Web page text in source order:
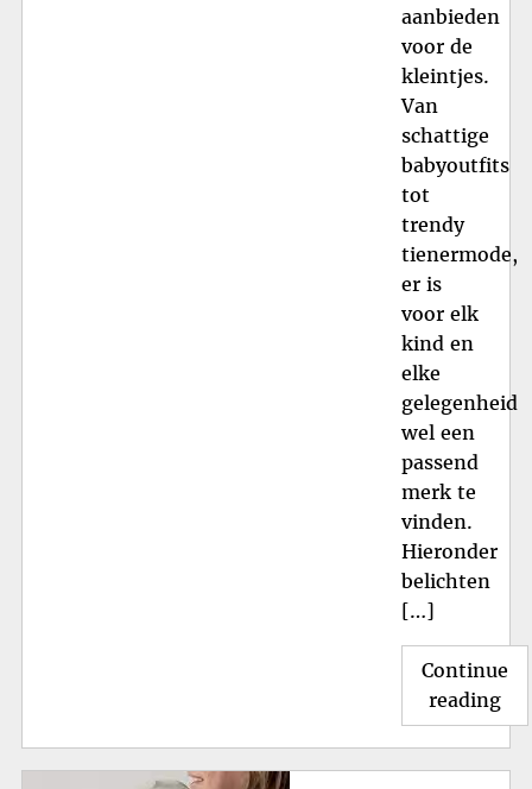
aanbieden
voor de
kleintjes.
Van
schattige
babyoutfits
tot
trendy
tienermode,
er is
voor elk
kind en
elke
gelegenheid
wel een
passend
merk te
vinden.
Hieronder
belichten
[…]
Continue
reading